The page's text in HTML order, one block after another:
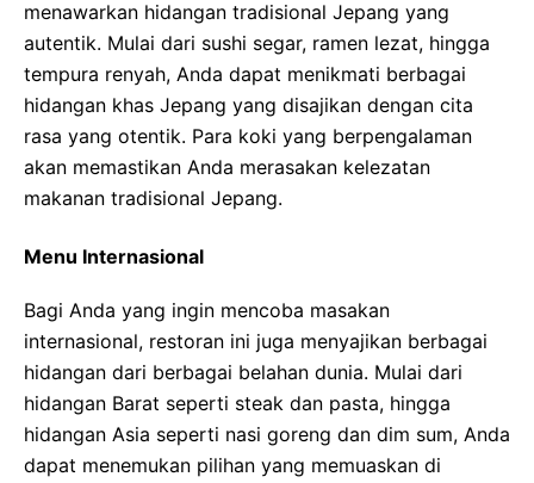
menawarkan hidangan tradisional Jepang yang
autentik. Mulai dari sushi segar, ramen lezat, hingga
tempura renyah, Anda dapat menikmati berbagai
hidangan khas Jepang yang disajikan dengan cita
rasa yang otentik. Para koki yang berpengalaman
akan memastikan Anda merasakan kelezatan
makanan tradisional Jepang.
Menu Internasional
Bagi Anda yang ingin mencoba masakan
internasional, restoran ini juga menyajikan berbagai
hidangan dari berbagai belahan dunia. Mulai dari
hidangan Barat seperti steak dan pasta, hingga
hidangan Asia seperti nasi goreng dan dim sum, Anda
dapat menemukan pilihan yang memuaskan di